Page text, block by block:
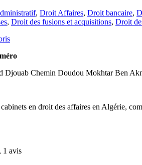
, Droit Affaires, Droit bancaire,
, Droit des fusions et acquisitions, Droit
Djouab Chemin Doudou Mokhtar Ben
cabinets en droit des affaires en Algérie,
, 1 avis